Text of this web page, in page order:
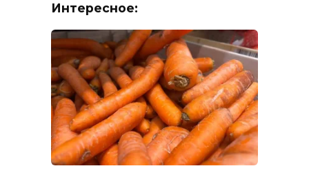
Интересное: